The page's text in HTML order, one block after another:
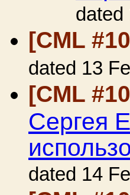
dated
[CML
dated 13
[CML
Сергея
dated 14